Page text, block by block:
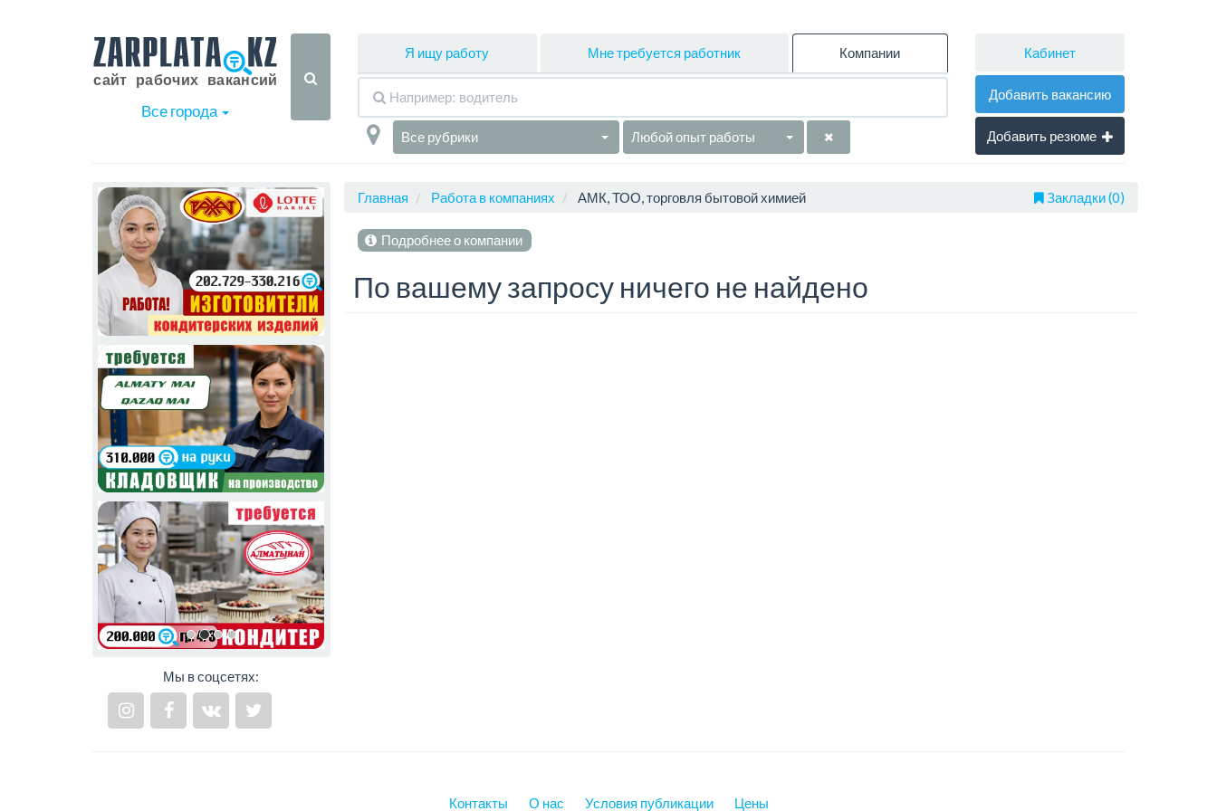
Все города
Я ищу работу Мне требуется работник Компании
Все рубрики Любой опыт работы
Кабинет
Добавить вакансию
Добавить резюме
Мы в соцсетях:
Главная Работа в компаниях АМК, ТОО, торговля бытовой химией Закладки (0)
Подробнее о компании
По вашему запросу ничего не найдено
Контакты О нас Условия публикации Цены